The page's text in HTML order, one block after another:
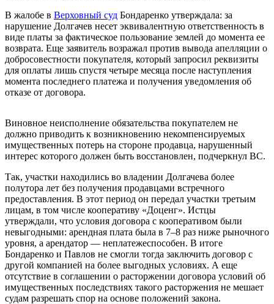
В жалобе в Верховный суд Бондаренко утверждала: за
нарушение Долгачев несет эквивалентную ответственность в
виде платы за фактическое пользование землей до момента ее
возврата. Еще заявитель возражал против вывода апелляции о
добросовестности покупателя, который запросил реквизиты
для оплаты лишь спустя четыре месяца после наступления
момента последнего платежа и получения уведомления об
отказе от договора.
Виновное неисполнение обязательства покупателем не
должно приводить к возникновению некомпенсируемых
имущественных потерь на стороне продавца, нарушенный
интерес которого должен быть восстановлен, подчеркнул ВС.
Так, участки находились во владении Долгачева более
полутора лет без получения продавцами встречного
предоставления. В этот период он передал участки третьим
лицам, в том числе кооперативу «Доценг». Истцы
утверждали, что условия договора с кооперативом были
невыгодными: арендная плата была в 7–8 раз ниже рыночного
уровня, а арендатор — неплатежеспособен. В итоге
Бондаренко и Павлов не смогли тогда заключить договор с
другой компанией на более выгодных условиях. А еще
отсутствие в соглашении о расторжении договора условий об
имущественных последствиях такого расторжения не мешает
судам разрешать спор на основе положений закона.